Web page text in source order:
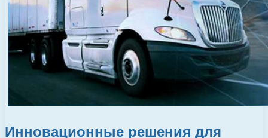
Инновационные решения для